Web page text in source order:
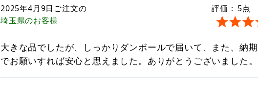
2025年4月9日 ご注文の
埼玉県のお客様
評価： 5点
大きな品でしたが、しっかりダンボールで届いて、また、納
でお願いすれば安心と思えました。ありがとうございました。